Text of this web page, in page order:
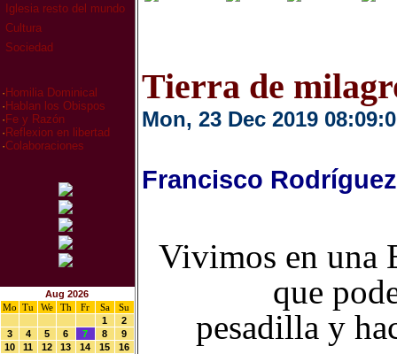
Iglesia resto del mundo
Cultura
Sociedad
· Homilia Dominical
· Hablan los Obispos
· Fe y Razón
· Reflexion en libertad
·Colaboraciones
Aug 2026
Mo
Tu We Th Fr Sa
Su
1
2
3
4 5 6 7 8
9
10
11 12 13 14 15
16
Tierra de
Mon, 23 Dec 2019
Francisco
Vivimos en una
que
pesadilla y